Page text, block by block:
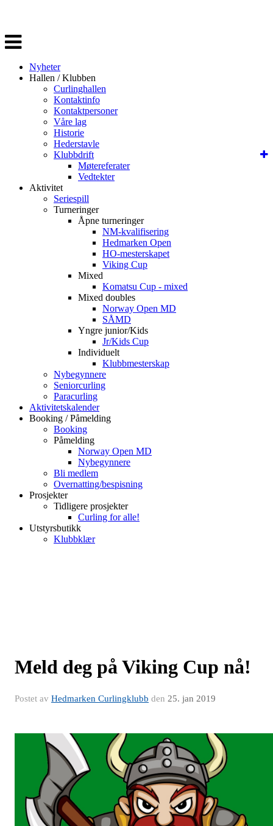
Veksle
navigasjon
Nyheter
Hallen / Klubben
Curlinghallen
Kontaktinfo
Kontaktpersoner
Våre lag
Historie
Hederstavle
Klubbdrift
Møtereferater
Vedtekter
Aktivitet
Seriespill
Turneringer
Åpne turneringer
NM-kvalifisering
Hedmarken Open
HO-mesterskapet
Viking Cup
Mixed
Komatsu Cup - mixed
Mixed doubles
Norway Open MD
SÅMD
Yngre junior/Kids
Jr/Kids Cup
Individuelt
Klubbmesterskap
Nybegynnere
Seniorcurling
Paracurling
Aktivitetskalender
Booking / Påmelding
Booking
Påmelding
Norway Open MD
Nybegynnere
Bli medlem
Overnatting/bespisning
Prosjekter
Tidligere prosjekter
Curling for alle!
Utstyrsbutikk
Klubbklær
Meld deg på Viking Cup nå!
Postet av Hedmarken Curlingklubb den 25. jan 2019